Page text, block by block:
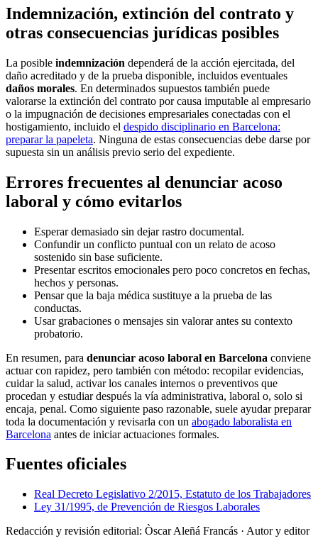
Indemnización, extinción del contrato y
otras consecuencias jurídicas posibles
La posible indemnización dependerá de la acción ejercitada, del
daño acreditado y de la prueba disponible, incluidos eventuales
daños morales. En determinados supuestos también puede
valorarse la extinción del contrato por causa imputable al empresario
o la impugnación de decisiones empresariales conectadas con el
hostigamiento, incluido el despido disciplinario en Barcelona:
preparar la papeleta. Ninguna de estas consecuencias debe darse por
supuesta sin un análisis previo serio del expediente.
Errores frecuentes al denunciar acoso
laboral y cómo evitarlos
Esperar demasiado sin dejar rastro documental.
Confundir un conflicto puntual con un relato de acoso
sostenido sin base suficiente.
Presentar escritos emocionales pero poco concretos en fechas,
hechos y personas.
Pensar que la baja médica sustituye a la prueba de las
conductas.
Usar grabaciones o mensajes sin valorar antes su contexto
probatorio.
En resumen, para denunciar acoso laboral en Barcelona conviene
actuar con rapidez, pero también con método: recopilar evidencias,
cuidar la salud, activar los canales internos o preventivos que
procedan y estudiar después la vía administrativa, laboral o, solo si
encaja, penal. Como siguiente paso razonable, suele ayudar preparar
toda la documentación y revisarla con un abogado laboralista en
Barcelona antes de iniciar actuaciones formales.
Fuentes oficiales
Real Decreto Legislativo 2/2015, Estatuto de los Trabajadores
Ley 31/1995, de Prevención de Riesgos Laborales
Redacción y revisión editorial: Òscar Aleñá Francás · Autor y editor